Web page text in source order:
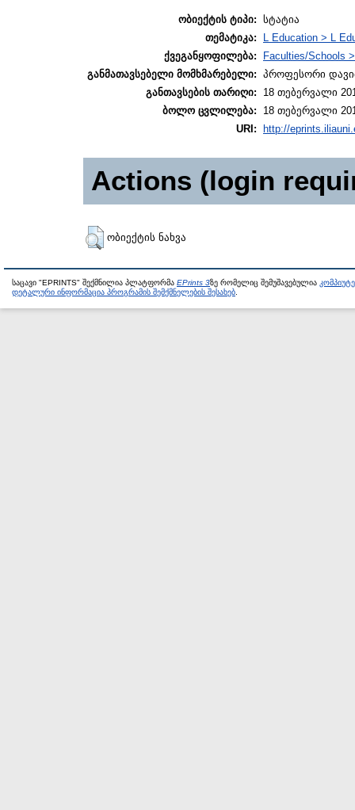
ობიექტის ტიპი: სტატია
თემატიკა:
L Education > L
ქვეგანყოფილება:
Faculties/Schools
განმათავსებელი მომხმარებელი: პროფესორი
განთავსების თარიღი:
18 თებერვალი
ბოლო ცვლილება:
18 თებერვალი
URI:
http://
Actions (login
ობიექტის ნახვა
საცავი "EPRINTS" შექმნილია პლატფორმა EPrints 3ზე რომელიც შემუშავებულია
დეტალური ინფორმაცია პროგრამის შემქმნელების შესახებ